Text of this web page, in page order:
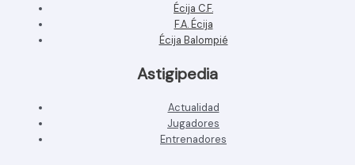
Écija C.F.
F.A. Écija
Écija Balompié
Astigipedia
Actualidad
Jugadores
Entrenadores